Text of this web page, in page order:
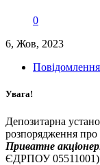
0
6, Жов, 2023
Повідомлення
Увага!
Депозитарна
розпорядження про
Приватне
ЄДРПОУ 05511001)